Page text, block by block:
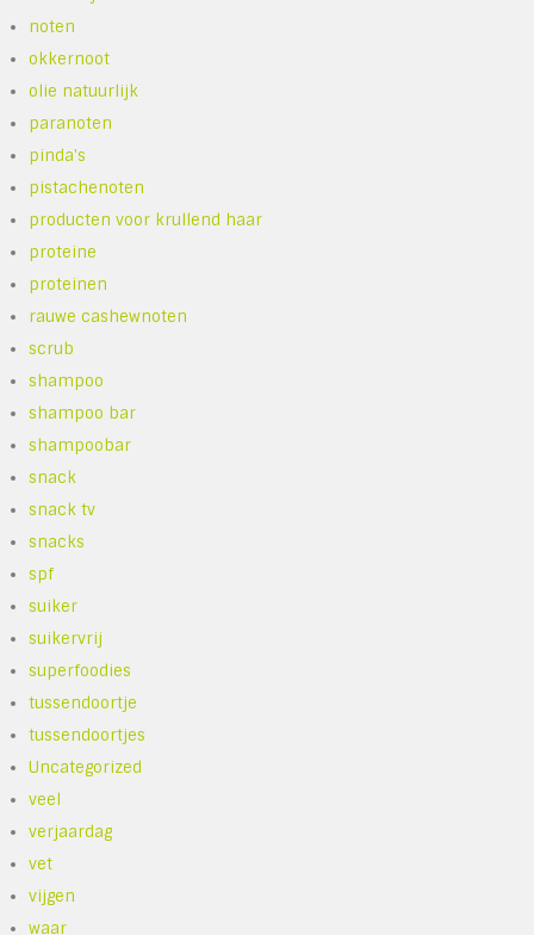
noten
okkernoot
olie natuurlijk
paranoten
pinda's
pistachenoten
producten voor krullend haar
proteine
proteinen
rauwe cashewnoten
scrub
shampoo
shampoo bar
shampoobar
snack
snack tv
snacks
spf
suiker
suikervrij
superfoodies
tussendoortje
tussendoortjes
Uncategorized
veel
verjaardag
vet
vijgen
waar